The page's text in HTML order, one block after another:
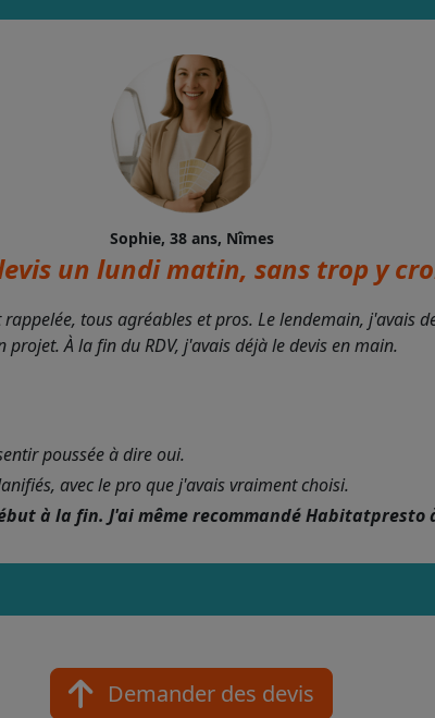
Sophie, 38 ans, Nîmes
un lundi matin, sans trop y
tous agréables et pros. Le lendemain, j'avais
À la fin du RDV, j'avais déjà le devis en main.
poussée à dire oui.
avec le pro que j'avais vraiment choisi.
à la fin. J'ai même recommandé Habitatpresto
Demander des devis